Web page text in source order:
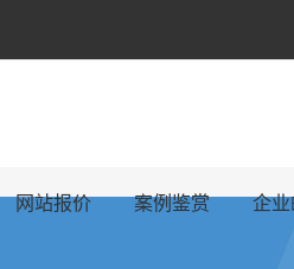
网站报价 案例鉴赏 企